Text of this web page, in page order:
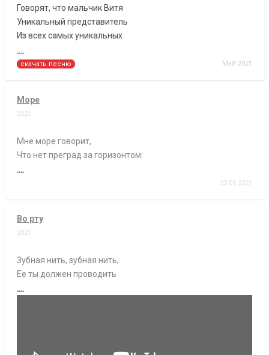
Говорят, что мальчик Витя
Уникальный представитель
Из всех самых уникальных
скачать песню Май 2021
Море
2021
Мне море говорит,
Что нет преград за горизонтом:
23.01.2021
Во рту
2021
Зубная нить, зубная нить,
Ее ты должен проводить